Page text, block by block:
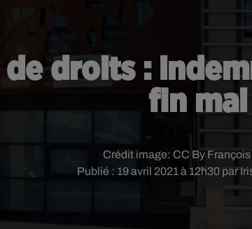
de droits :
fin mai
Publié : 19 avril 2021 à 12h30 par
Crédit image: CC By